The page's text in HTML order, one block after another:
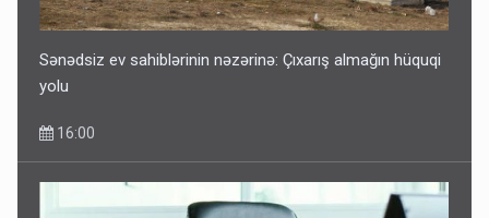
Sənədsiz ev sahiblərinin nəzərinə: Çıxarış almağın hüquqi
yolu
16:00